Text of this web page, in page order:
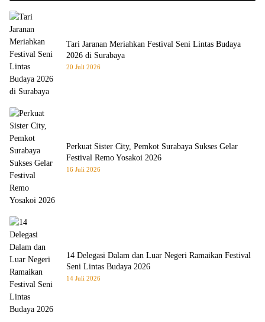
Tari Jaranan Meriahkan Festival Seni Lintas Budaya
2026 di Surabaya
20 Juli 2026
Perkuat Sister City, Pemkot Surabaya Sukses Gelar
Festival Remo Yosakoi 2026
16 Juli 2026
14 Delegasi Dalam dan Luar Negeri Ramaikan Festival
Seni Lintas Budaya 2026
14 Juli 2026